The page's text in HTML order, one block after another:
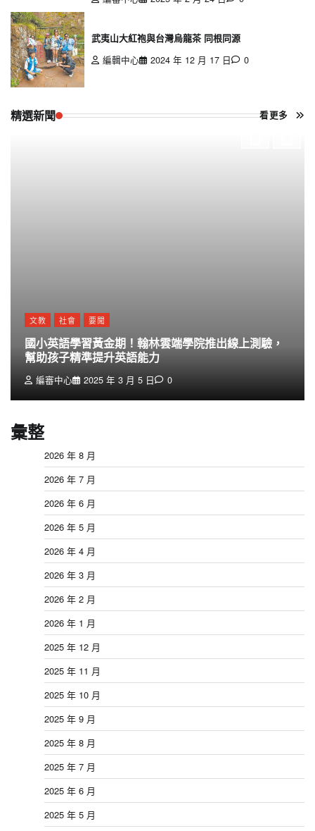
武夷山大紅袍與台灣烏龍茶 同根同源
編輯中心
2024 年 12 月 17 日 0
精選新聞 看更多
文教 社會 要聞
國小英語學習黃金期！翰林雲端學院推出線上測驗，
幫助孩子精準提升英語能力
編審中心 2025 年 3 月 5 日 0
彙整
2026 年 8 月
2026 年 7 月
2026 年 6 月
2026 年 5 月
2026 年 4 月
2026 年 3 月
2026 年 2 月
2026 年 1 月
2025 年 12 月
2025 年 11 月
2025 年 10 月
2025 年 9 月
2025 年 8 月
2025 年 7 月
2025 年 6 月
2025 年 5 月